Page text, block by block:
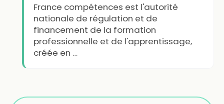
France compétences est l'autorité
nationale de régulation et de
financement de la formation
professionnelle et de l'apprentissage,
créée en …